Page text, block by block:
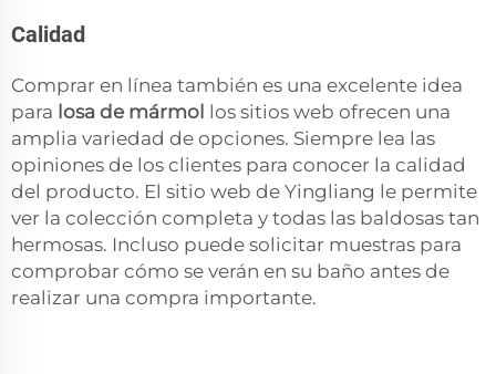
Calidad
Comprar en línea también es una excelente idea
para losa de mármol los sitios web ofrecen una
amplia variedad de opciones. Siempre lea las
opiniones de los clientes para conocer la calidad
del producto. El sitio web de Yingliang le permite
ver la colección completa y todas las baldosas tan
hermosas. Incluso puede solicitar muestras para
comprobar cómo se verán en su baño antes de
realizar una compra importante.